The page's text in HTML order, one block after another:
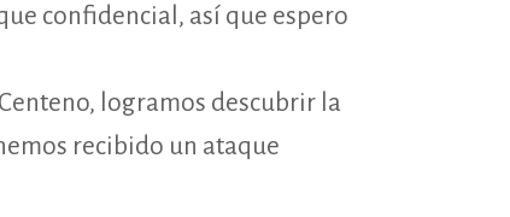
confidencial, así que espero
logramos descubrir la
recibido un ataque